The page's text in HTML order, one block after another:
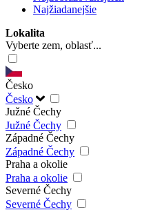
Najžiadanejšie
Lokalita
Vyberte zem, oblasť...
Česko
Česko
Južné Čechy
Južné Čechy
Západné Čechy
Západné Čechy
Praha a okolie
Praha a okolie
Severné Čechy
Severné Čechy